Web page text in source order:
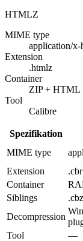
HTMLZ
MIME type
application/x-
Extension
.htmlz
Container
ZIP + HTML
Tool
Calibre
Spezifikation
MIME type
Extension
.cbr
Container
Siblings
Decompression
Tool
—